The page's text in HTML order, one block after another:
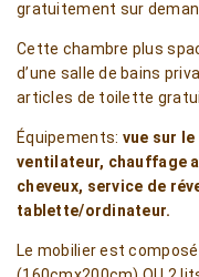
gratuitement sur
Cette chambre plus
d’une salle de bains
articles de toilette
Équipements: vue sur
ventilateur, chauffage
cheveux, service de
tablette/ordinateur.
Le mobilier est